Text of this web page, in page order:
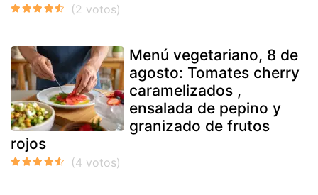
Menú vegetariano, 8 de
agosto: Tomates cherry
caramelizados ,
ensalada de pepino y
granizado de frutos
rojos